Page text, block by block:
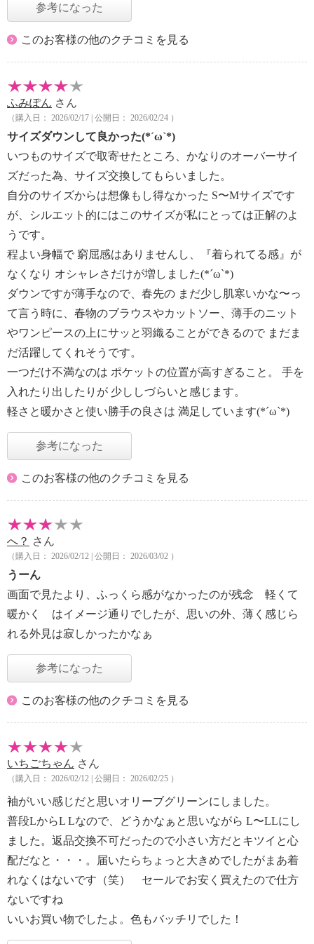
参考になった
このお客様の他のクチコミを見る
ふみぽん さん
（購入日： 2026/02/17 | 公開日： 2026/02/24 ）
サイズダウンして良かった(*´ω`*)
いつものサイズで取寄せたところ、かなりのオーバーサイ
ズだった為、サイズ交換してもらいました。
自分のサイズからは想像もし得なかった S〜Mサイズです
が、シルエット的にはこのサイズが私にとっては正解のよ
うです。
程よい身幅で 窮屈感はありませんし、『着られてる感』が
なくなり オシャレさだけが増しました(*´ω`*)
ダウンですが薄手なので、春先の まだ少し肌寒いかな〜っ
て言う時に、春物のブラウスやカットソー、薄手のニット
やワンピースの上にサッと羽織ることができるので まだま
だ活躍してくれそうです。
一つだけ不満なのは ポケットの位置が高すぎること。 手を
入れたり出したりが 少ししづらいと感じます。
軽さと暖かさと使い勝手の良さは 満足しています(*´ω`*)
参考になった
このお客様の他のクチコミを見る
へ？ さん
（購入日： 2026/02/12 | 公開日： 2026/03/02 ）
うーん
画面で見たより、ふっくら感がなかったのが残念 軽くて
暖かく はイメージ通りでしたが、思いの外、薄く感じら
れる外見は寂しかったかなぁ
参考になった
このお客様の他のクチコミを見る
いちごちゃん さん
（購入日： 2026/02/12 | 公開日： 2026/02/25 ）
袖がいい感じだと思いオリーブグリーンにしました。
普段LからL Lなので、どうかなぁと思いながら L〜LLにし
ました。返品交換不可だったので小さい方だとキツイと心
配だなと・・・。届いたらちょっと大きめでしたがまあ着
れなくはないです（笑） セールでお安く買えたので仕方
ないですね
いいお買い物でしたよ。色もバッチリでした！